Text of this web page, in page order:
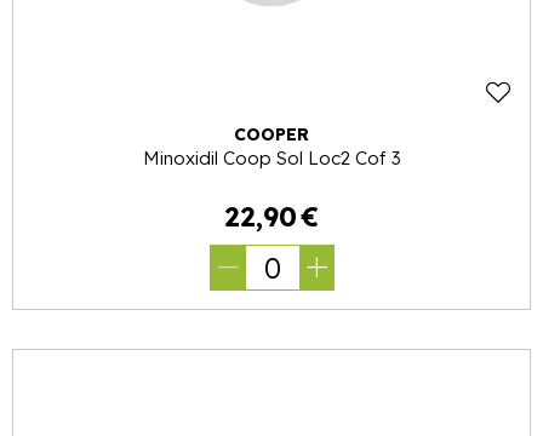
COOPER
Minoxidil Coop Sol Loc2 Cof 3
22,90€
0